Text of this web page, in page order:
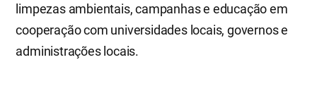
limpezas ambientais, campanhas e educação em
cooperação com universidades locais, governos e
administrações locais.